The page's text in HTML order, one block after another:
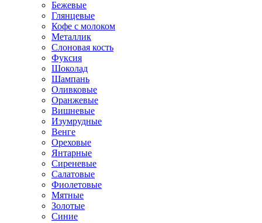
Бежевые
Глянцевые
Кофе с молоком
Металлик
Слоновая кость
Фуксия
Шоколад
Шампань
Оливковые
Оранжевые
Вишневые
Изумрудные
Венге
Ореховые
Янтарные
Сиреневые
Салатовые
Фиолетовые
Мятные
Золотые
Синие